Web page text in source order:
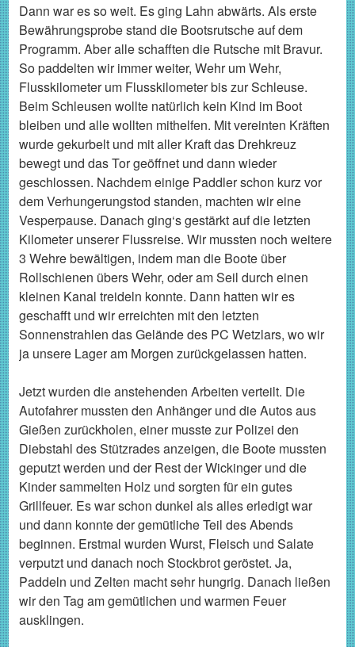
Dann war es so weit. Es ging Lahn abwärts. Als erste
Bewährungsprobe stand die Bootsrutsche auf dem
Programm. Aber alle schafften die Rutsche mit Bravur.
So paddelten wir immer weiter, Wehr um Wehr,
Flusskilometer um Flusskilometer bis zur Schleuse.
Beim Schleusen wollte natürlich kein Kind im Boot
bleiben und alle wollten mithelfen. Mit vereinten Kräften
wurde gekurbelt und mit aller Kraft das Drehkreuz
bewegt und das Tor geöffnet und dann wieder
geschlossen. Nachdem einige Paddler schon kurz vor
dem Verhungerungstod standen, machten wir eine
Vesperpause. Danach ging‘s gestärkt auf die letzten
Kilometer unserer Flussreise. Wir mussten noch weitere
3 Wehre bewältigen, indem man die Boote über
Rollschienen übers Wehr, oder am Seil durch einen
kleinen Kanal treideln konnte. Dann hatten wir es
geschafft und wir erreichten mit den letzten
Sonnenstrahlen das Gelände des PC Wetzlars, wo wir
ja unsere Lager am Morgen zurückgelassen hatten.
Jetzt wurden die anstehenden Arbeiten verteilt. Die
Autofahrer mussten den Anhänger und die Autos aus
Gießen zurückholen, einer musste zur Polizei den
Diebstahl des Stützrades anzeigen, die Boote mussten
geputzt werden und der Rest der Wickinger und die
Kinder sammelten Holz und sorgten für ein gutes
Grillfeuer. Es war schon dunkel als alles erledigt war
und dann konnte der gemütliche Teil des Abends
beginnen. Erstmal wurden Wurst, Fleisch und Salate
verputzt und danach noch Stockbrot geröstet. Ja,
Paddeln und Zelten macht sehr hungrig. Danach ließen
wir den Tag am gemütlichen und warmen Feuer
ausklingen.